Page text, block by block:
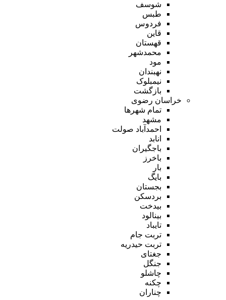
شوسف
طبس
فردوس
قاین
قهستان
محمدشهر
مود
نهبندان
نیمبلوک
بازگشت
خراسان رضوی
تمام شهر‌ها
مشهد
احمدآباد صولت
انابد
باجگیران
باخرز
بار
بایگ
بجستان
بردسکن
بیدخت
بینالود
تایباد
تربت جام
تربت حیدریه
جغتای
جنگل
چاشلو
چکنه
چناران